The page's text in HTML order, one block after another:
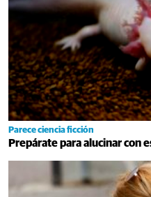
Parece ciencia ficción
Prepárate para alucinar con